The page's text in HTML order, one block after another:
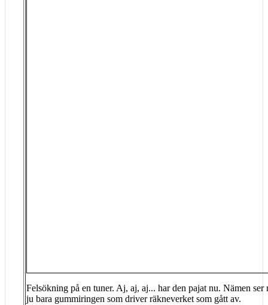
Felsökning på en tuner. Aj, aj, aj... har den pajat nu. Nämen ser
ju bara gummiringen som driver räkneverket som gått av.